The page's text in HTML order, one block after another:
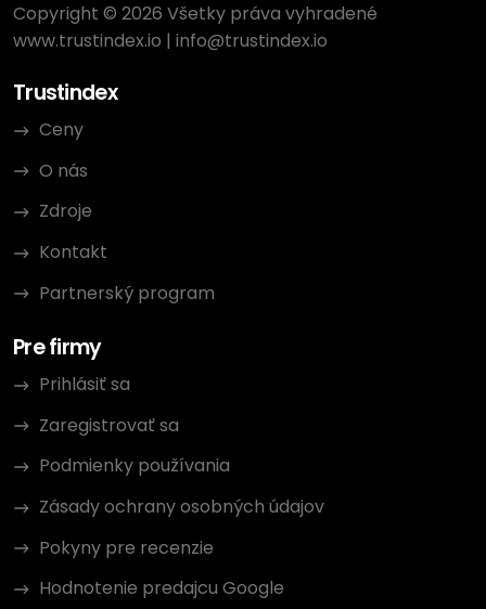
Copyright © 2026 Všetky práva vyhradené
www.trustindex.io | info@trustindex.io
Trustindex
Ceny
O nás
Zdroje
Kontakt
Partnerský program
Pre firmy
Prihlásiť sa
Zaregistrovať sa
Podmienky používania
Zásady ochrany osobných údajov
Pokyny pre recenzie
Hodnotenie predajcu Google